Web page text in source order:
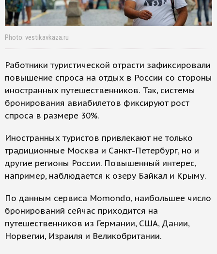
Photo: vestikavkaza.ru
Работники туристической отрасти зафиксировали
повышение спроса на отдых в России со стороны
иностранных путешественников. Так, системы
бронирования авиабилетов фиксируют рост
спроса в размере 30%.
Иностранных туристов привлекают не только
традиционные Москва и Санкт-Петербург, но и
другие регионы России. Повышенный интерес,
например, наблюдается к озеру Байкал и Крыму.
По данным сервиса Momondo, наибольшее число
бронирований сейчас приходится на
путешественников из Германии, США, Дании,
Норвегии, Израиля и Великобритании.